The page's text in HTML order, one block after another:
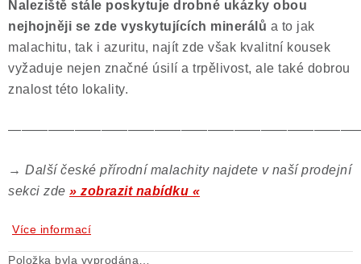
Naleziště stále poskytuje drobné ukázky obou
nejhojněji se zde vyskytujících minerálů a to jak
malachitu, tak i azuritu, najít zde však kvalitní kousek
vyžaduje nejen značné úsilí a trpělivost, ale také dobrou
znalost této lokality.
→ Další české přírodní malachity najdete v naší prodejní
sekci zde » zobrazit nabídku «
Více informací
Položka byla vyprodána…